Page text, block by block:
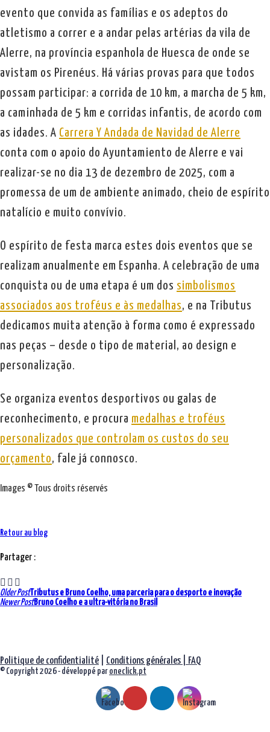
evento que convida as famílias e os adeptos do
atletismo a correr e a andar pelas artérias da vila de
Alerre, na província espanhola de Huesca de onde se
avistam os Pirenéus. Há várias provas para que todos
possam participar: a corrida de 10 km, a marcha de 5 km,
a caminhada de 5 km e corridas infantis, de acordo com
as idades. A Carrera Y Andada de Navidad de Alerre
conta com o apoio do Ayuntamiento de Alerre e vai
realizar-se no dia 13 de dezembro de 2025, com a
promessa de um de ambiente animado, cheio de espírito
natalício e muito convívio.
O espírito de festa marca estes dois eventos que se
realizam anualmente em Espanha. A celebração de uma
conquista ou de uma etapa é um dos simbolismos
associados aos troféus e às medalhas, e na Tributus
dedicamos muita atenção à forma como é expressado
nas peças – desde o tipo de material, ao design e
personalização.
Se organiza eventos desportivos ou galas de
reconhecimento, e procura medalhas e troféus
personalizados que controlam os custos do seu
orçamento, fale já connosco.
Images © Tous droits réservés
Retour au blog
Partager :
Navigation
articles
Older PostTributus e Bruno Coelho, uma parceria para o desporto e inovação
Newer PostBruno Coelho e a ultra-vitória no Brasil
Politique de confidentialité Conditions générales | FAQ
© Copyright 2026 - développé par oneclick.pt